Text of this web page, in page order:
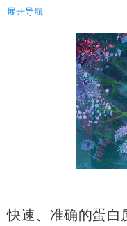
展开导航
生物制药色谱与质谱解决方
蛋白类药物的完整分子量›
蛋白类药物的肽图›
蛋白类药物的糖型分析›
蛋白类药物的电荷异构体›
蛋白类药物的聚体分析›
蛋白质药物液质分析解决方
快速、准确的蛋白